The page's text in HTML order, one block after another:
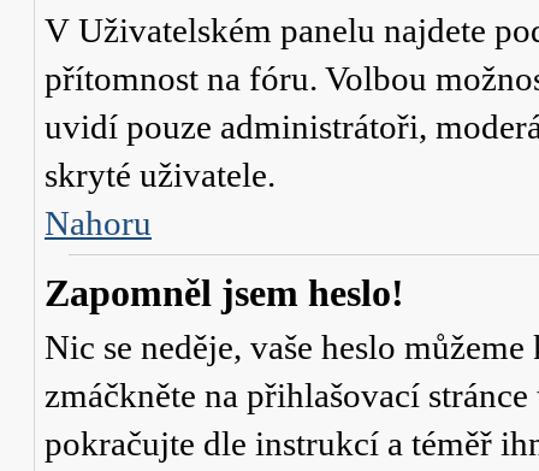
V Uživatelském panelu najdete
přítomnost na fóru. Volbou
uvidí pouze administrátoři,
skryté uživatele.
Nahoru
Zapomněl jsem heslo!
Nic se neděje, vaše heslo
zmáčkněte na přihlašovací
pokračujte dle instrukcí a téměř